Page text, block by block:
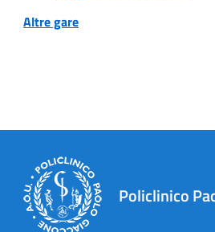
Altre gare
Policlinico